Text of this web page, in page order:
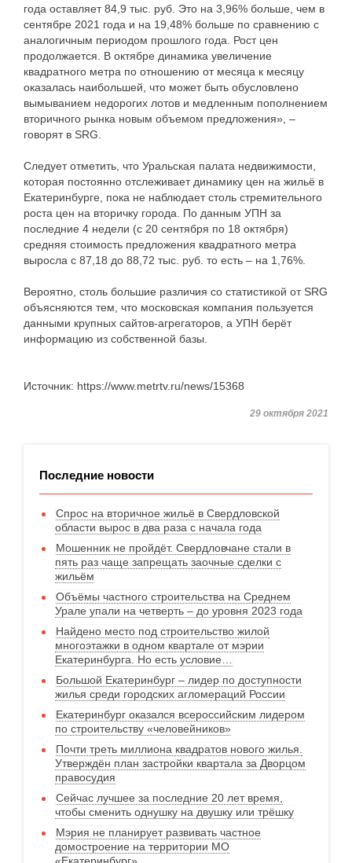
года оставляет 84,9 тыс. руб. Это на 3,96% больше, чем в
сентябре 2021 года и на 19,48% больше по сравнению с
аналогичным периодом прошлого года. Рост цен
продолжается. В октябре динамика увеличение
квадратного метра по отношению от месяца к месяцу
оказалась наибольшей, что может быть обусловлено
вымыванием недорогих лотов и медленным пополнением
вторичного рынка новым объемом предложения», –
говорят в SRG.
Следует отметить, что Уральская палата недвижимости,
которая постоянно отслеживает динамику цен на жильё в
Екатеринбурге, пока не наблюдает столь стремительного
роста цен на вторичку города. По данным УПН за
последние 4 недели (с 20 сентября по 18 октября)
средняя стоимость предложения квадратного метра
выросла с 87,18 до 88,72 тыс. руб. то есть – на 1,76%.
Вероятно, столь большие различия со статистикой от SRG
объясняются тем, что московская компания пользуется
данными крупных сайтов-агрегаторов, а УПН берёт
информацию из собственной базы.
Источник: https://www.metrtv.ru/news/15368
29 октября 2021
Последние новости
Спрос на вторичное жильё в Свердловской
области вырос в два раза с начала года
Мошенник не пройдёт. Свердловчане стали в
пять раз чаще запрещать заочные сделки с
жильём
Объёмы частного строительства на Среднем
Урале упали на четверть – до уровня 2023 года
Найдено место под строительство жилой
многоэтажки в одном квартале от мэрии
Екатеринбурга. Но есть условие…
Большой Екатеринбург – лидер по доступности
жилья среди городских агломераций России
Екатеринбург оказался всероссийским лидером
по строительству «человейников»
Почти треть миллиона квадратов нового жилья.
Утверждён план застройки квартала за Дворцом
правосудия
Сейчас лучшее за последние 20 лет время,
чтобы сменить однушку на двушку или трёшку
Мэрия не планирует развивать частное
домостроение на территории МО
«Екатеринбург»